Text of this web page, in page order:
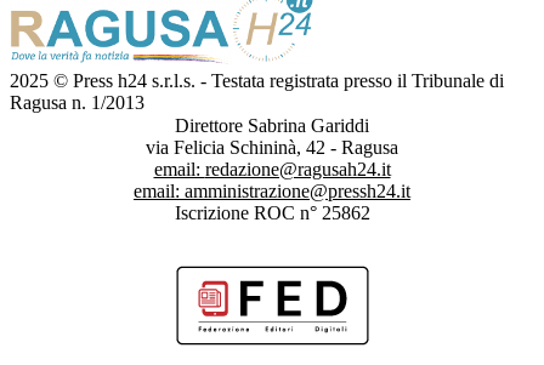
2025 © Press h24 s.r.l.s. - Testata registrata presso il Tribunale di
Ragusa n. 1/2013
Direttore Sabrina Gariddi
via Felicia Schininà, 42 - Ragusa
email: redazione@ragusah24.it
email: amministrazione@pressh24.it
Iscrizione ROC n° 25862